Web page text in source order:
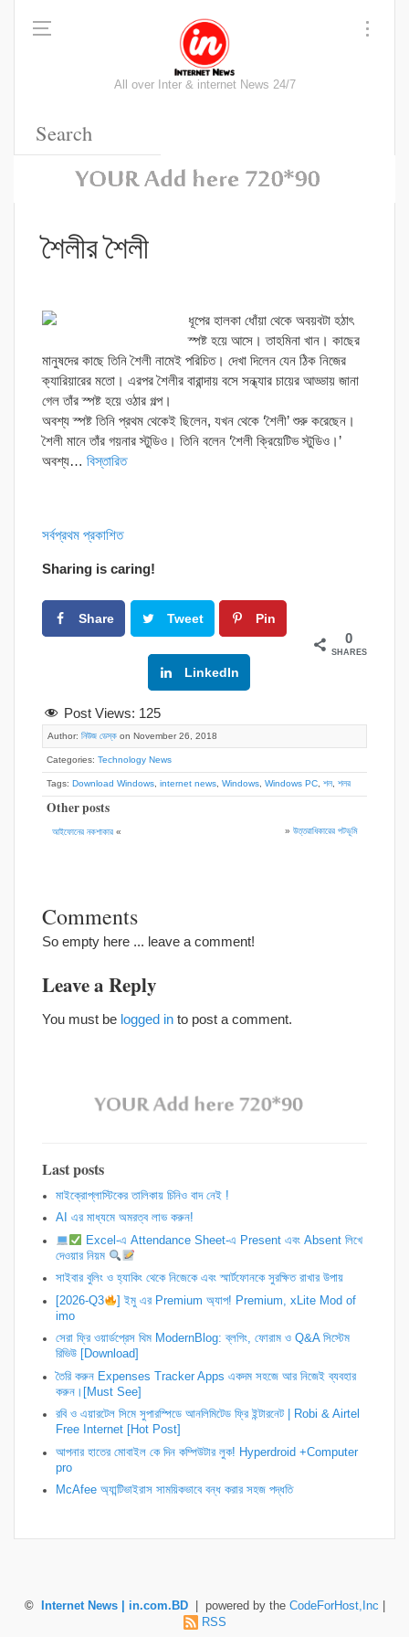
All over Inter & internet News 24/7
শৈলীর শৈলী
ধূপের হালকা ধোঁয়া থেকে অবয়বটা হঠাৎ
স্পষ্ট হয়ে আসে। তাহমিনা খান। কাছের
মানুষদের কাছে তিনি শৈলী নামেই পরিচিত। দেখা দিলেন যেন ঠিক নিজের
ক্যারিয়ারের মতো। এরপর শৈলীর বারান্দায় বসে সন্ধ্যার চায়ের আড্ডায় জানা
গেল তাঁর স্পষ্ট হয়ে ওঠার গল্প।
অবশ্য স্পষ্ট তিনি প্রথম থেকেই ছিলেন, যখন থেকে ‘শৈলী’ শুরু করেছেন।
শৈলী মানে তাঁর গয়নার স্টুডিও। তিনি বলেন ‘শৈলী ক্রিয়েটিভ স্টুডিও।’
অবশ্য… বিস্তারিত
সর্বপ্রথম প্রকাশিত
Sharing is caring!
Share Tweet Pin
LinkedIn
0
SHARES
Post Views: 125
Author: নিউজ ডেস্ক on November 26, 2018
Categories: Technology News
Tags: Download Windows, internet news, Windows, Windows PC, শল, শলর
Other posts
আইফোনের নকশাকার « » উত্তরাধিকারের পটভূমি
Comments
So empty here ... leave a comment!
Leave a Reply
You must be logged in to post a comment.
Last posts
মাইক্রোপ্লাস্টিকের তালিকায় চিনিও বাদ নেই !
AI এর মাধ্যমে অমরত্ব লাভ করুন!
Excel-এ Attendance Sheet-এ Present এবং Absent লিখে
দেওয়ার নিয়ম
সাইবার বুলিং ও হ্যাকিং থেকে নিজেকে এবং স্মার্টফোনকে সুরক্ষিত রাখার উপায়
[2026-Q3
] ইমু এর Premium অ্যাপ! Premium, xLite Mod of
imo
সেরা ফ্রি ওয়ার্ডপ্রেস থিম ModernBlog: ব্লগিং, ফোরাম ও Q&A সিস্টেম
রিভিউ [Download]
তৈরি করুন Expenses Tracker Apps একদম সহজে আর নিজেই ব্যবহার
করুন।[Must See]
রবি ও এয়ারটেল সিমে সুপারস্পিডে আনলিমিটেড ফ্রি ইন্টারনেট | Robi & Airtel
Free Internet [Hot Post]
আপনার হাতের মোবাইল কে দিন কম্পিউটার লুক! Hyperdroid +Computer
pro
McAfee অ্যান্টিভাইরাস সাময়িকভাবে বন্ধ করার সহজ পদ্ধতি
© Internet News | in.com.BD| powered by the CodeForHost,Inc
RSS